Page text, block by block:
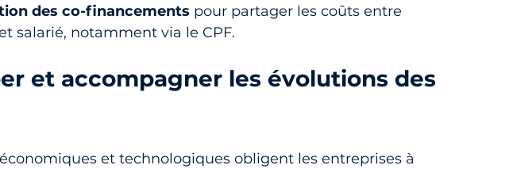
des co-financements pour partager les coûts entre
salarié, notamment via le CPF.
et accompagner les évolutions des
et technologiques obligent les entreprises à